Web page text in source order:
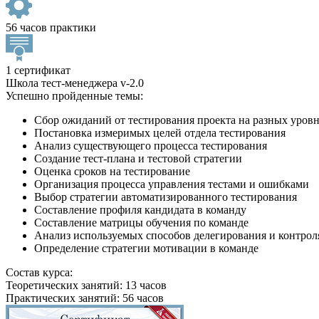
56 часов практики
1 сертификат
Школа тест-менеджера v-2.0
Успешно пройденные темы:
Сбор ожиданий от тестирования проекта на разных
Постановка измеримых целей отдела тестирования
Анализ существующего процесса тестирования
Создание тест-плана и тестовой стратегии
Оценка сроков на тестирование
Организация процесса управления тестами и ошибками
Выбор стратегии автоматизированного тестирования
Составление профиля кандидата в команду
Составление матрицы обучения по команде
Анализ используемых способов делегирования и
Определение стратегии мотивации в команде
Состав курса:
Теоретических занятий: 13 часов
Практических занятий: 56 часов